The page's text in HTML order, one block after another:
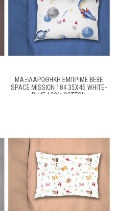
ΜΑΞΙΛΑΡΟΘΉΚΗ ΕΜΠΡΙΜΈ BEBE
SPACE MISSION 184 35X45 WHITE-
BLUE 100% COTTON